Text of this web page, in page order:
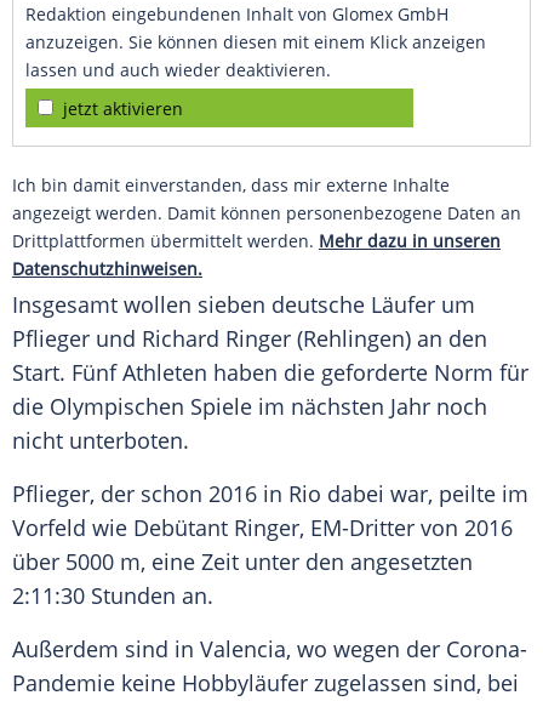
Redaktion eingebundenen Inhalt von Glomex GmbH
anzuzeigen. Sie können diesen mit einem Klick anzeigen
lassen und auch wieder deaktivieren.
jetzt aktivieren
Ich bin damit einverstanden, dass mir externe Inhalte
angezeigt werden. Damit können personenbezogene Daten an
Drittplattformen übermittelt werden. Mehr dazu in unseren
Datenschutzhinweisen.
Insgesamt wollen sieben deutsche Läufer um
Pflieger und Richard Ringer (Rehlingen) an den
Start. Fünf Athleten haben die geforderte Norm für
die Olympischen Spiele im nächsten Jahr noch
nicht unterboten.
Pflieger, der schon 2016 in Rio dabei war, peilte im
Vorfeld wie Debütant Ringer, EM-Dritter von 2016
über 5000 m, eine Zeit unter den angesetzten
2:11:30 Stunden an.
Außerdem sind in Valencia, wo wegen der Corona-
Pandemie keine Hobbyläufer zugelassen sind, bei